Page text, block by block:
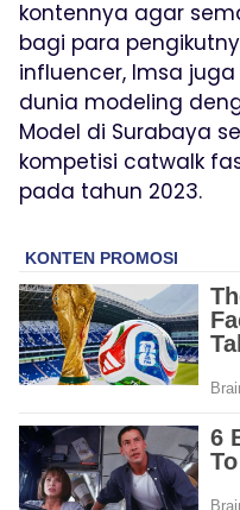
kontennya agar
bagi para
influencer, Imsa
dunia modeling
Model di Surabaya
kompetisi catwalk
pada tahun 2023.